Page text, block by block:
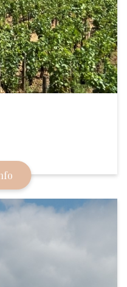
het zuiden van de
nog
deze wijnstreek.